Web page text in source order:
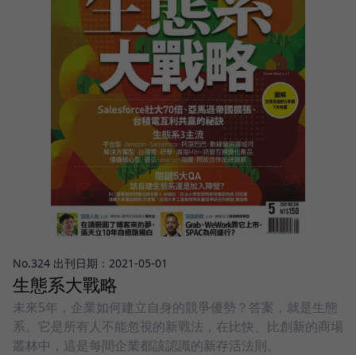
No.324 出刊日期：2021-05-01
生態系大戰略
未來5年，企業如何建立自身的競爭優勢？答案，就是生態
系。它是所有人不能忽視的新戰法，在比快、比創新的商場
叢林中，這是每間企業都該認識的新存活法則。